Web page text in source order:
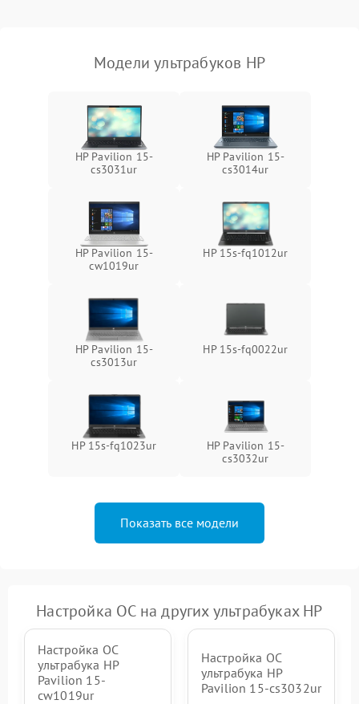
Модели ультрабуков HP
HP Pavilion 15-
cs3031ur
HP Pavilion 15-
cs3014ur
HP Pavilion 15-
cw1019ur
HP 15s-fq1012ur
HP Pavilion 15-
cs3013ur
HP 15s-fq0022ur
HP 15s-fq1023ur
HP Pavilion 15-
cs3032ur
Показать все модели
Настройка ОС на других ультрабуках HP
Настройка ОС
ультрабука HP
Pavilion 15-
cw1019ur
Настройка ОС
ультрабука HP
Pavilion 15-cs3032ur